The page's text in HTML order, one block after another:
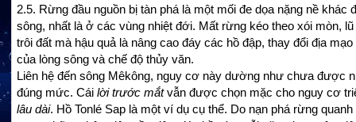
2.5. Rừng đầu nguồn bị tàn phá là một mối đe dọa nặng nề khác
sông, nhất là ở các vùng nhiệt đới. Mất rừng kéo theo xói mòn,
trôi đất mà hậu quả là nâng cao đáy các hồ đập, thay đổi địa
của lòng sông và chế độ thủy văn.
Liên hệ đến sông Mêkông, nguy cơ này dường như chưa được
đúng mức. Cái lời trước mắtvẫn được chọn mặc cho nguy cơ
lâu dài. Hồ Tonlé Sap là một ví dụ cụ thể. Do nạn phá rừng quanh